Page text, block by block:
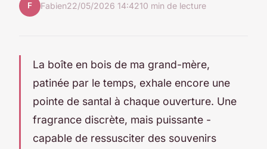
F Fabien22/05/2026 14:4210 min de lecture
La boîte en bois de ma grand-mère,
patinée par le temps, exhale encore une
pointe de santal à chaque ouverture. Une
fragrance discrète, mais puissante -
capable de ressusciter des souvenirs